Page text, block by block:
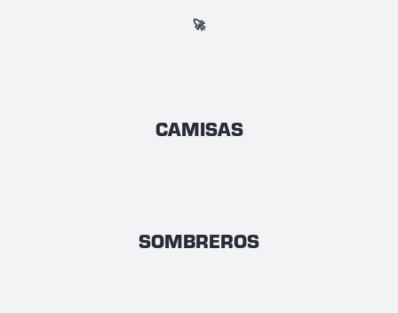
🚀
CAMISAS
SOMBREROS